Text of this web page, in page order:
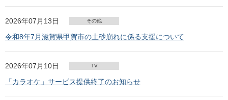
2026年07月13日 その他
令和8年7月滋賀県甲賀市の土砂崩れに係る支援について
2026年07月10日 TV
「カラオケ」サービス提供終了のお知らせ